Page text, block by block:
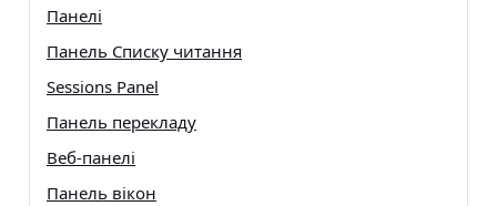
Панелі
Панель Списку читання
Sessions Panel
Панель перекладу
Веб-панелі
Панель вікон